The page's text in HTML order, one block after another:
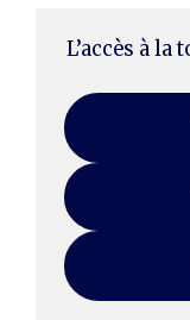
L’accès à la